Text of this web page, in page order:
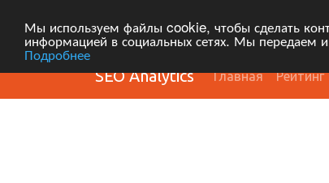
Мы используем файлы cookie, чтобы сделать
информацией в социальных сетях. Мы передаем
Подробнее
SEO Analytics Главная Рейтинг